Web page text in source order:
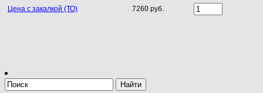
Цена с закалкой (ТО) 7260 руб.